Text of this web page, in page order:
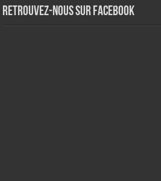
Retrouvez-nous sur Facebook